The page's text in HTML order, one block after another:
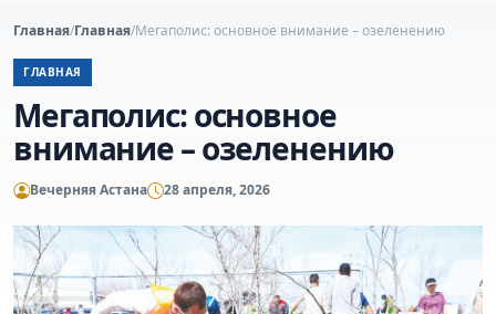
Главная/Главная/Мегаполис: основное внимание – озеленению
ГЛАВНАЯ
Мегаполис: основное
внимание – озеленению
Вечерняя Астана 28 апреля, 2026